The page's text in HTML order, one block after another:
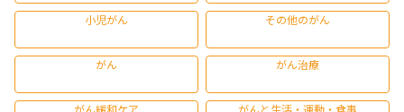
小児がん その他のがん
がん がん治療
がん緩和ケア がんと生活・運動・食事